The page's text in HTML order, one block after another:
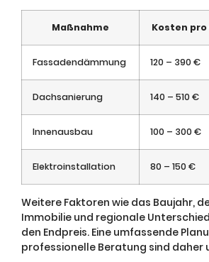
Maßnahme Kosten
Fassadendämmung 120 – 390 €
Dachsanierung 140 – 510 €
Innenausbau 100 – 300 €
Elektroinstallation 80 – 150 €
Weitere Faktoren wie das Baujahr,
Immobilie und regionale
den Endpreis. Eine umfassende
professionelle Beratung sind daher